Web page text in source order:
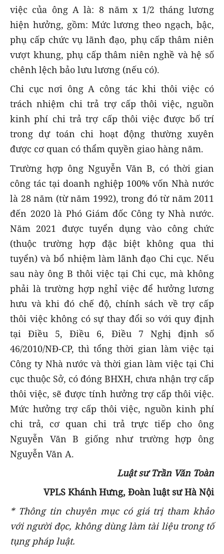
việc của ông A là: 8 năm x 1/2 tháng lương
hiện hưởng, gồm: Mức lương theo ngạch, bậc,
phụ cấp chức vụ lãnh đạo, phụ cấp thâm niên
vượt khung, phụ cấp thâm niên nghề và hệ số
chênh lệch bảo lưu lương (nếu có).
Chi cục nơi ông A công tác khi thôi việc có
trách nhiệm chi trả trợ cấp thôi việc, nguồn
kinh phí chi trả trợ cấp thôi việc được bố trí
trong dự toán chi hoạt động thường xuyên
được cơ quan có thẩm quyền giao hàng năm.
Trường hợp ông Nguyễn Văn B, có thời gian
công tác tại doanh nghiệp 100% vốn Nhà nước
là 28 năm (từ năm 1992), trong đó từ năm 2011
đến 2020 là Phó Giám đốc Công ty Nhà nước.
Năm 2021 được tuyển dụng vào công chức
(thuộc trường hợp đặc biệt không qua thi
tuyển) và bổ nhiệm làm lãnh đạo Chi cục. Nếu
sau này ông B thôi việc tại Chi cục, mà không
phải là trường hợp nghỉ việc để hưởng lương
hưu và khi đó chế độ, chính sách về trợ cấp
thôi việc không có sự thay đổi so với quy định
tại Điều 5, Điều 6, Điều 7 Nghị định số
46/2010/NĐ-CP, thì tổng thời gian làm việc tại
Công ty Nhà nước và thời gian làm việc tại Chi
cục thuộc Sở, có đóng BHXH, chưa nhận trợ cấp
thôi việc, sẽ được tính hưởng trợ cấp thôi việc.
Mức hưởng trợ cấp thôi việc, nguồn kinh phí
chi trả, cơ quan chi trả trực tiếp cho ông
Nguyễn Văn B giống như trường hợp ông
Nguyễn Văn A.
Luật sư Trần Văn Toàn
VPLS Khánh Hưng, Đoàn luật sư Hà Nội
* Thông tin chuyên mục có giá trị tham khảo
với người đọc, không dùng làm tài liệu trong tố
tụng pháp luật.